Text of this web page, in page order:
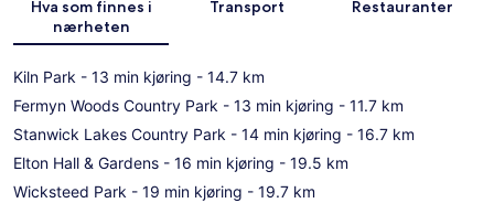
Hva som finnes i
nærheten
Transport Restauranter
Kiln Park - 13 min kjøring - 14.7 km
Fermyn Woods Country Park - 13 min kjøring - 11.7 km
Stanwick Lakes Country Park - 14 min kjøring - 16.7 km
Elton Hall & Gardens - 16 min kjøring - 19.5 km
Wicksteed Park - 19 min kjøring - 19.7 km